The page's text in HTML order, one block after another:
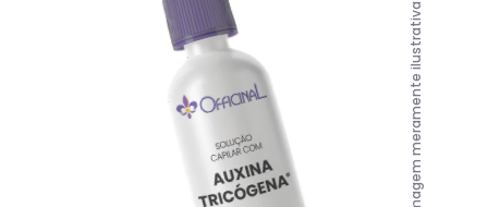
Imagem meramente ilustrativa